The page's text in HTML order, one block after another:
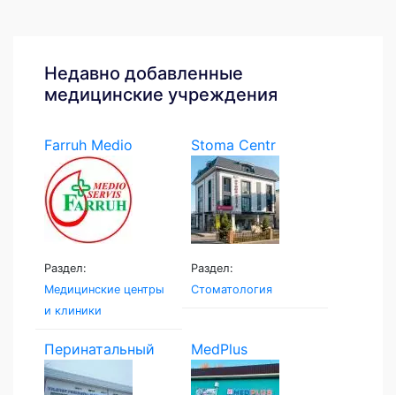
Недавно добавленные
медицинские учреждения
Farruh Medio
Servis
Раздел:
Медицинские центры
и клиники
Stoma Centr
Раздел:
Стоматология
Перинатальный
центр...
MedPlus